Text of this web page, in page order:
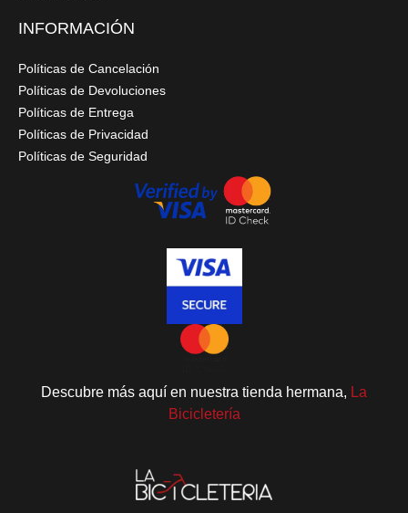
INFORMACIÓN
Políticas de Cancelación
Políticas de Devoluciones
Políticas de Entrega
Políticas de Privacidad
Políticas de Seguridad
Descubre más aquí en nuestra tienda hermana, La
Bicicletería